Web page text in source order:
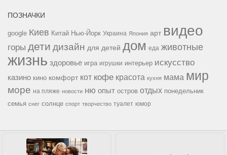
ПОЗНАЧКИ
google Киев Китай Нью-Йорк Украина Япония арт видео
горы дети дизайн для детей дом еда животные
жизнь здоровье игра игрушки интерьер искусство
казино кино комфорт кот кофе красота кухня мама мир
море на пляже новости ню опыт остров отдых понедельник
семья снег солнце спорт творчество туалет юмор